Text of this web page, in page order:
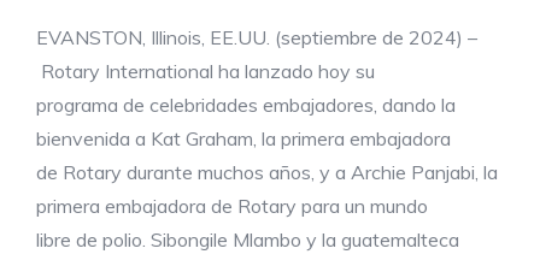
EVANSTON, Illinois, EE.UU. (septiembre de 2024) –
Rotary International ha lanzado hoy su
programa de celebridades embajadores, dando la
bienvenida a Kat Graham, la primera embajadora
de Rotary durante muchos años, y a Archie Panjabi, la
primera embajadora de Rotary para un mundo
libre de polio. Sibongile Mlambo y la guatemalteca